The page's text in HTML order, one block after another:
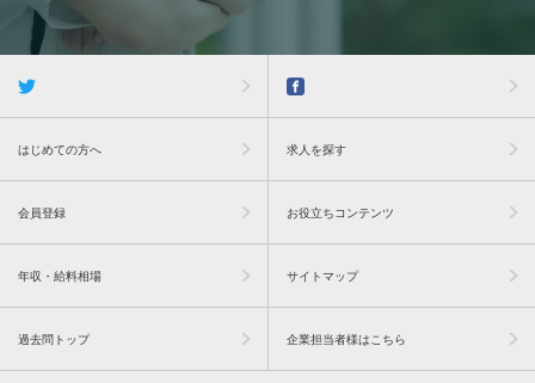
はじめての方へ 求人を探す
会員登録 お役立ちコンテンツ
年収・給料相場 サイトマップ
過去問トップ 企業担当者様はこちら